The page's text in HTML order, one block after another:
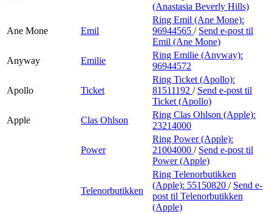
(Anastasia Beverly Hills)
Ane Mone Emil
Ring Emil (Ane Mone):
96944565 / Send e-post til
Emil (Ane Mone)
Anyway
Emilie
Ring Emilie (Anyway):
96944572
Apollo Ticket
Ring Ticket (Apollo):
81511192 / Send e-post til
Ticket (Apollo)
Apple
Clas Ohlson
Ring Clas Ohlson (Apple):
23214000
Power
Ring Power (Apple):
21004000 / Send e-post til
Power (Apple)
Telenorbutikken
Ring Telenorbutikken
(Apple): 55150820 / Send e-
post til Telenorbutikken
(Apple)